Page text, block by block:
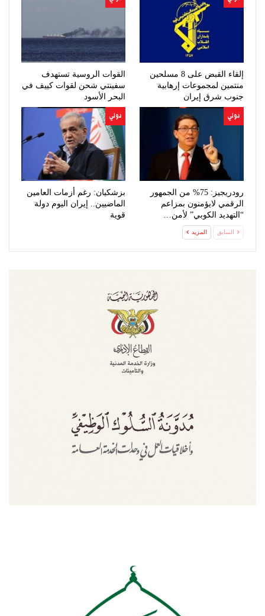
إلقاء القبض على 8 مسلحين
منتمين لمجموعات إرهابية
جنوب شرق إيران
القوات الروسية تستهدف
سفينتي شحن لقوات كييف في
البحر الأسود
دولي
رودريجيز: 75% من الجمهور
الرقمي لايؤمنون بمزاعم
“التهديد الكوبي” لأمن…
دولي
بزشكيان: رغم أزمات العامين
الماضيين.. إيران اليوم دولة
قوية
السابق المزيد